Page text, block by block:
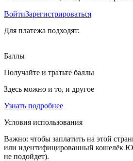
ВойтиЗарегистрироваться
Для платежа подходят:
Баллы
Получайте и тратьте баллы
Здесь можно и то, и другое
Узнать подробнее
Условия использования
Важно: чтобы заплатить на этой
или идентифицированный кошелёк
не подойдет).